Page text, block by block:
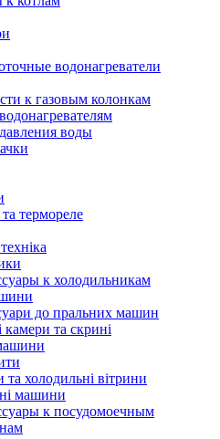
водонагреватели
к газовым колонкам
воды
термореле
к холодильникам
до пральних машин
та скрині
холодильні вітрини
машини
к посудомоечным